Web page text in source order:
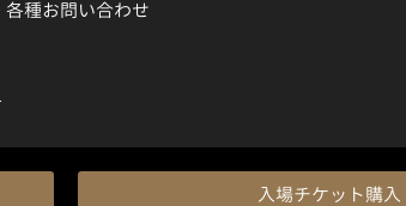
各種お問い合わせ
入場チケット購入